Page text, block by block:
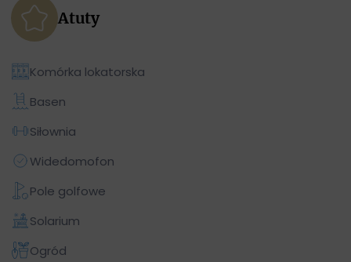
Atuty
Komórka lokatorska
Basen
Siłownia
Widedomofon
Pole golfowe
Solarium
Ogród